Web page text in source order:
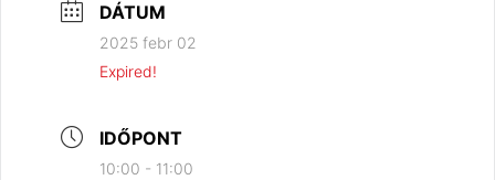
DÁTUM
2025 febr 02
Expired!
IDŐPONT
10:00 - 11:00